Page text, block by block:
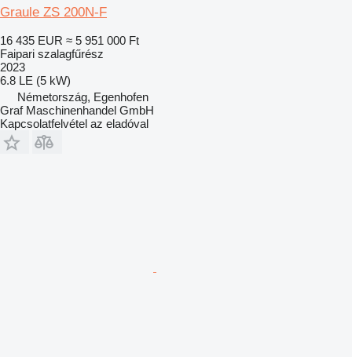
Graule ZS 200N-F
16 435 EUR ≈ 5 951 000 Ft
Faipari szalagfűrész
2023
6.8 LE (5 kW)
Németország, Egenhofen
Graf Maschinenhandel GmbH
Kapcsolatfelvétel az eladóval